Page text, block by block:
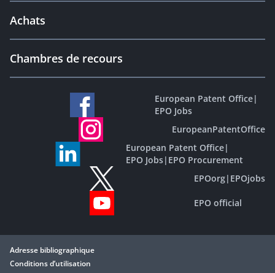
Achats
Chambres de recours
European Patent Office|
EPO Jobs
EuropeanPatentOffice
European Patent Office|
EPO Jobs| EPO Procurement
EPOorg| EPOjobs
EPO official
Adresse bibliographique
Conditions d’utilisation